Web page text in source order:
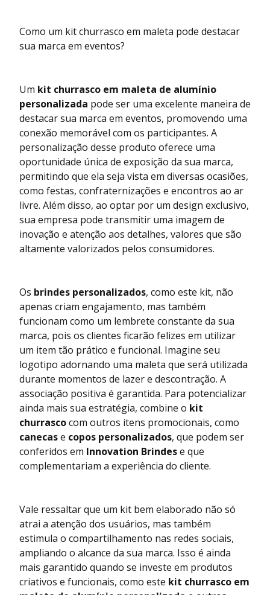
Como um kit churrasco em maleta pode destacar
sua marca em eventos?
Um kit churrasco em maleta de alumínio
personalizada pode ser uma excelente maneira de
destacar sua marca em eventos, promovendo uma
conexão memorável com os participantes. A
personalização desse produto oferece uma
oportunidade única de exposição da sua marca,
permitindo que ela seja vista em diversas ocasiões,
como festas, confraternizações e encontros ao ar
livre. Além disso, ao optar por um design exclusivo,
sua empresa pode transmitir uma imagem de
inovação e atenção aos detalhes, valores que são
altamente valorizados pelos consumidores.
Os brindes personalizados, como este kit, não
apenas criam engajamento, mas também
funcionam como um lembrete constante da sua
marca, pois os clientes ficarão felizes em utilizar
um item tão prático e funcional. Imagine seu
logotipo adornando uma maleta que será utilizada
durante momentos de lazer e descontração. A
associação positiva é garantida. Para potencializar
ainda mais sua estratégia, combine o kit
churrascocom outros itens promocionais, como
canecase copos personalizados, que podem ser
conferidos em Innovation Brindese que
complementariam a experiência do cliente.
Vale ressaltar que um kit bem elaborado não só
atrai a atenção dos usuários, mas também
estimula o compartilhamento nas redes sociais,
ampliando o alcance da sua marca. Isso é ainda
mais garantido quando se investe em produtos
criativos e funcionais, como este kit churrasco em